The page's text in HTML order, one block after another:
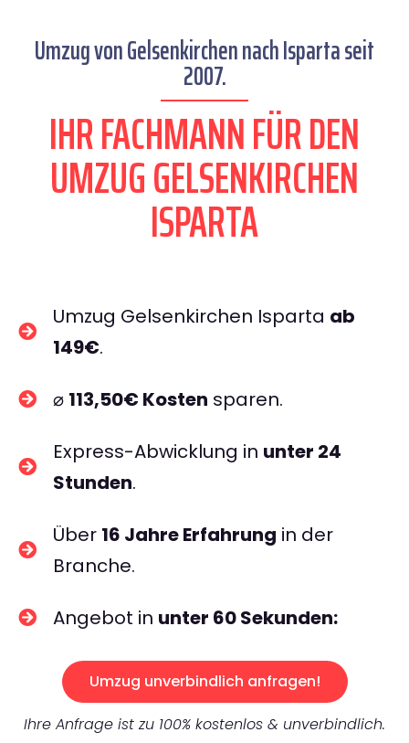
Umzug von Gelsenkirchen nach Isparta seit
2007.
IHR FACHMANN FÜR DEN
UMZUG GELSENKIRCHEN
ISPARTA
Umzug Gelsenkirchen Isparta ab
149€.
⌀ 113,50€ Kosten sparen.
Express-Abwicklung in unter 24
Stunden.
Über 16 Jahre Erfahrung in der
Branche.
Angebot in unter 60 Sekunden:
Umzug unverbindlich anfragen!
Ihre Anfrage ist zu 100% kostenlos & unverbindlich.